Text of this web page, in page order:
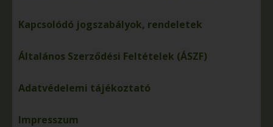
Kapcsolódó jogszabályok, rendeletek
Általános Szerződési Feltételek (ÁSZF)
Adatvédelemi tájékoztató
Impresszum